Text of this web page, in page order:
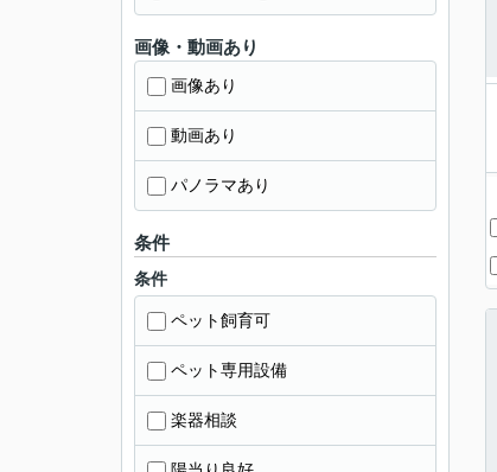
画像・動画あり
画像あり
動画あり
パノラマあり
条件
条件
ペット飼育可
ペット専用設備
楽器相談